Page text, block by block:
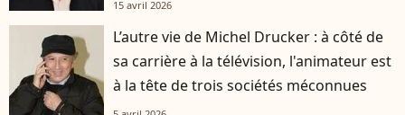
15 avril 2026
L’autre vie de Michel Drucker : à côté de
sa carrière à la télévision, l'animateur est
à la tête de trois sociétés méconnues